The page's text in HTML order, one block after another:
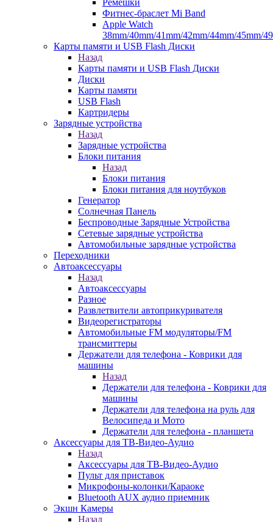
Ремешки
Фитнес-браслет Mi Band
Apple Watch
38mm/40mm/41mm/42mm/44mm/45mm/
Карты памяти и USB Flash Диски
Назад
Карты памяти и USB Flash Диски
Диски
Карты памяти
USB Flash
Картридеры
Зарядные устройства
Назад
Зарядные устройства
Блоки питания
Назад
Блоки питания
Блоки питания для ноутбуков
Генератор
Солнечная Панель
Беспроводные Зарядные Устройства
Сетевые зарядные устройства
Автомобильные зарядные устройства
Переходники
Автоаксессуары
Назад
Автоаксессуары
Разное
Развлетвители автоприкуривателя
Видеорегистраторы
Автомобильные FM модуляторы/FM
трансмиттеры
Держатели для телефона - Коврики для
машины
Назад
Держатели для телефона - Коврики для
машины
Держатели для телефона на руль для
Велосипеда и Мото
Держатели для телефона - планшета
Аксессуары для ТВ-Видео-Аудио
Назад
Аксессуары для ТВ-Видео-Аудио
Пульт для приставок
Микрофоны-колонки/Караоке
Bluetooth AUX аудио приемник
Экшн Камеры
Назад